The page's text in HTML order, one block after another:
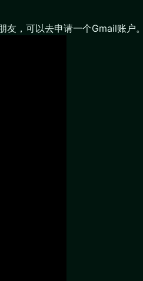
，可以去申请一个Gmail账户。